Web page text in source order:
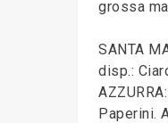
grossa
SANTA
disp.:
Paperini.